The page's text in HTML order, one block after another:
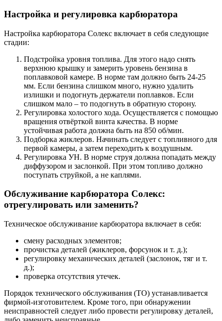
Настройка и регулировка карбюратора
Настройка карбюратора Солекс включает в себя следующие
стадии:
Подстройка уровня топлива. Для этого надо снять
верхнюю крышку и замерить уровень бензина в
поплавковой камере. В норме там должно быть 24-25
мм. Если бензина слишком много, нужно удалить
излишки и подогнуть держатели поплавков. Если
слишком мало – то подогнуть в обратную сторону.
Регулировка холостого хода. Осуществляется с помощью
вращения отвёрткой винта качества. В норме
устойчивая работа должна быть на 850 об/мин.
Подборка жиклеров. Начинать следует с топливного для
первой камеры, а затем переходить к воздушным.
Регулировка УН. В норме струя должна попадать между
диффузором и заслонкой. При этом топливо должно
поступать струйкой, а не каплями.
Обслуживание карбюратора Солекс:
отрегулировать или заменить?
Техническое обслуживание карбюратора включает в себя:
смену расходных элементов;
прочистка деталей (жиклеров, форсунок и т. д.);
регулировку механических деталей (заслонок, тяг и т.
д.);
проверка отсутствия утечек.
Порядок технического обслуживания (ТО) устанавливается
фирмой-изготовителем. Кроме того, при обнаружении
неисправностей следует либо провести регулировку деталей,